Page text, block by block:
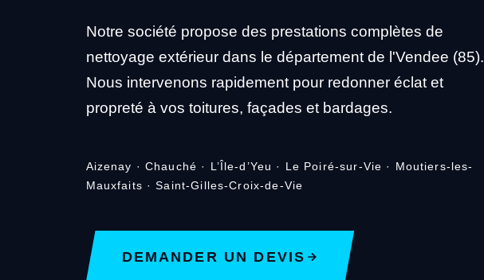
Notre société propose des prestations complètes de
nettoyage extérieur dans le département de l'Vendee (85).
Nous intervenons rapidement pour redonner éclat et
propreté à vos toitures, façades et bardages.
Aizenay · Chauché · L’Île-d’Yeu · Le Poiré-sur-Vie · Moutiers-les-
Mauxfaits · Saint-Gilles-Croix-de-Vie
DEMANDER UN DEVIS